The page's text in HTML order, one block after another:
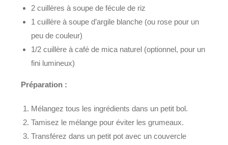
2 cuillères à soupe de fécule de riz
1 cuillère à soupe d’argile blanche (ou rose pour un
peu de couleur)
1/2 cuillère à café de mica naturel (optionnel, pour un
fini lumineux)
Préparation :
Mélangez tous les ingrédients dans un petit bol.
Tamisez le mélange pour éviter les grumeaux.
Transférez dans un petit pot avec un couvercle